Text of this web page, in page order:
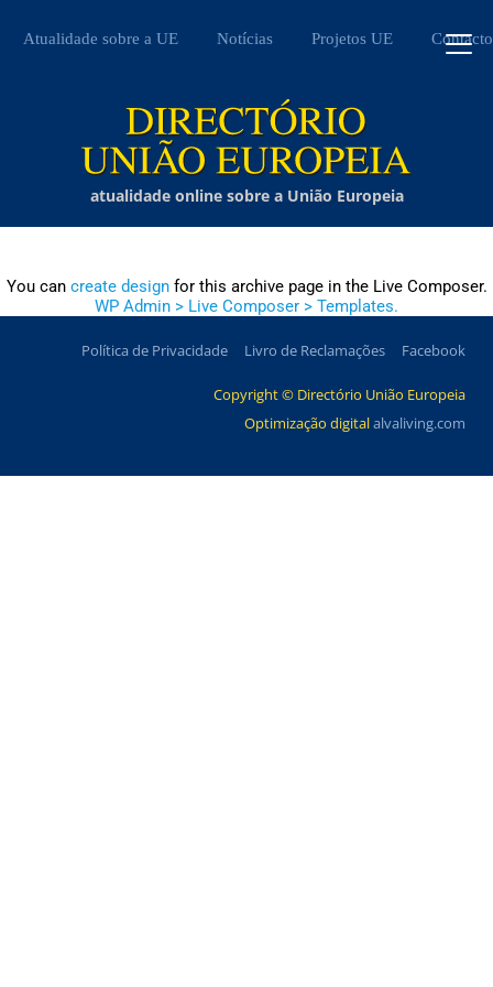
Atualidade sobre a UE Notícias Projetos UE Contacto
atualidade online sobre a União Europeia
You can create designfor this archive page in the Live Composer.
WP Admin > Live Composer > Templates.
Política de Privacidade Livro de Reclamações Facebook
Copyright © Directório União Europeia
Optimização digitalalvaliving.com